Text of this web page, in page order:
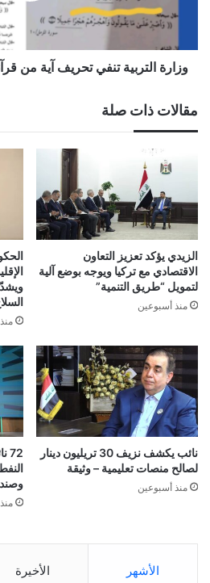
وزارة التربية تنفي تحريف آية من
مقالات ذات صلة
الزيدي يؤكد تعزيز التعاون
الاقتصادي مع تركيا ويوجه بوضع آلية
لتمويل “طريق التنمية”
منذ أسبوعين
نائب يكشف نزيف 30 تريليون دينار
لصالح منصات تعليمية – وثيقة
منذ أسبوعين
منذ 3 أسابيع
الأشهر الأخيرة